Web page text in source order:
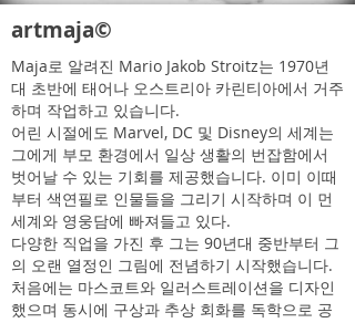
artmaja©
Maja로 알려진 Mario Jakob Stroitz는 1970년
대 초반에 태어나 오스트리아 카린티아에서 거주
하며 작업하고 있습니다.
어린 시절에도 Marvel, DC 및 Disney의 세계는
그에게 부모 환경에서 일상 생활의 번잡함에서
벗어날 수 있는 기회를 제공했습니다. 이미 이때
부터 색연필로 인물들을 그리기 시작하며 이 먼
세계와 영웅담에 빠져들고 있다.
다양한 직업을 가진 후 그는 90년대 중반부터 그
의 오랜 열정인 그림에 전념하기 시작했습니다.
처음에는 마스코트와 일러스트레이션을 디자인
했으며 동시에 구상과 추상 회화를 독학으로 공